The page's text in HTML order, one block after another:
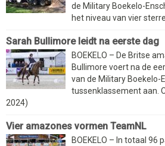
de Military Boekelo-
het niveau van vier
Sarah Bullimore leidt na eerste dag
BOEKELO – De Britse
Bullimore voert na de
van de Military Boekelo-
tussenklassement aan.
2024)
Vier amazones vormen TeamNL
BOEKELO – In totaal 96